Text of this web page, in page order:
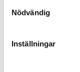
Nödvändig
Inställningar
10/10